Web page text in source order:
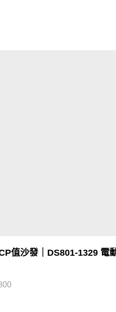
值沙發｜DS801-1329 電